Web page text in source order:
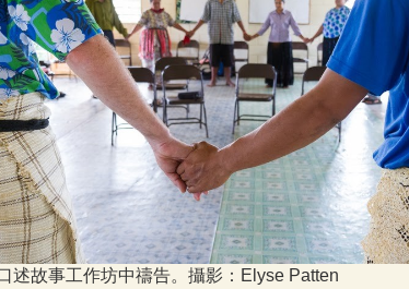
述故事工作坊中禱告。攝影：Elyse Patten